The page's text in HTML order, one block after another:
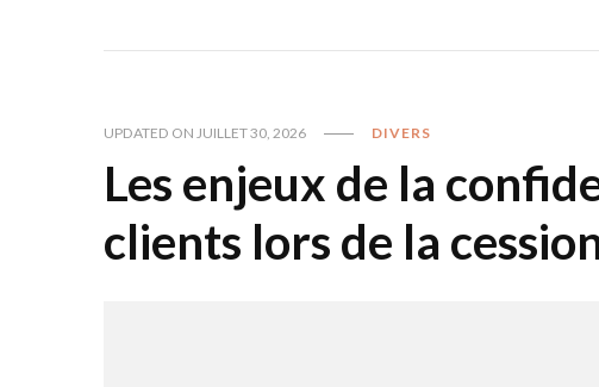
UPDATED ON JUILLET 30, 2026 DIVERS
Les enjeux de la
clients lors de la